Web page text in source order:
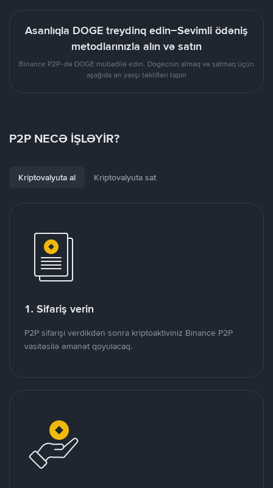
Asanlıqla DOGE treydinq edin–Sevimli ödəniş
metodlarınızla alın və satın
Binance P2P-də DOGE mübadilə edin. Dogecoin almaq və satmaq üçün
aşağıda ən yaxşı təklifləri tapın
P2P NECƏ İŞLƏYİR?
Kriptovalyuta al Kriptovalyuta sat
1. Sifariş verin
P2P sifarişi verdikdən sonra kriptoaktiviniz Binance P2P
vasitəsilə əmanət qoyulacaq.